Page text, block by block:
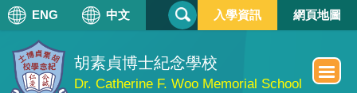
胡素貞博士紀念學校
Dr. Catherine F. Woo Memorial School
ENG 中文 搜
尋
單
入學資訊 網頁地圖